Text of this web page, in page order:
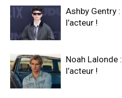
Ashby Gentry
l’acteur !
Noah Lalonde
l’acteur !